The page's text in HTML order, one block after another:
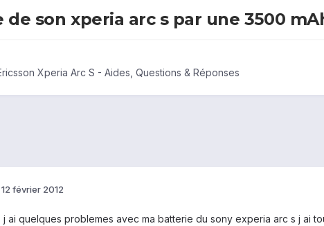
son xperia arc s par une 3500
Xperia Arc S - Aides, Questions & Réponses
12 février 2012
j ai quelques problemes avec ma batterie du sony experia arc s j ai